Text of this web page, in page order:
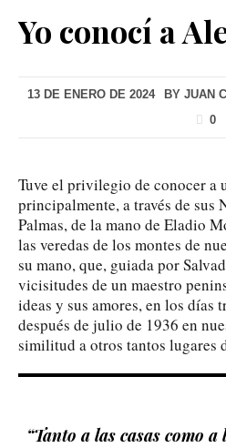
Yo conocí a
13 DE ENERO DE 2024 BY JUAN
0
Tuve el privilegio de conocer a
principalmente, a través de sus
Palmas, de la mano de Eladio
las veredas de los montes de
su mano, que, guiada por
vicisitudes de un maestro
ideas y sus amores, en los días
después de julio de 1936 en
similitud a otros tantos lugares
“Tanto a las casas como